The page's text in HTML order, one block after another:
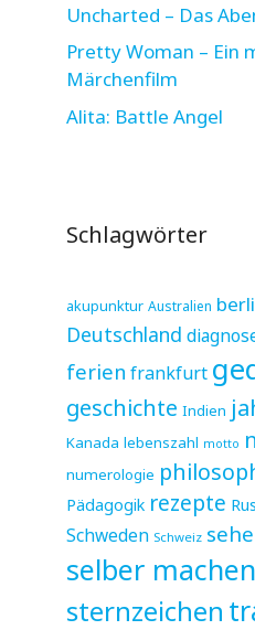
Uncharted – Das
Pretty Woman – Ein
Märchenfilm
Alita: Battle Angel
Schlagwörter
akupunktur Australien
Deutschland
ferien frankfurt
geschichte Indien
Kanada lebenszahl motto
numerologie
Pädagogik rezepte
Schweden Schweiz
selber machen
sternzeichen